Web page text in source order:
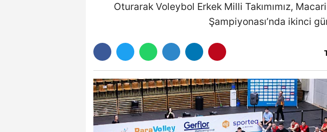
Oturarak Voleybol Erkek Milli Takımımız,
Şampiyonası’nda ikinci